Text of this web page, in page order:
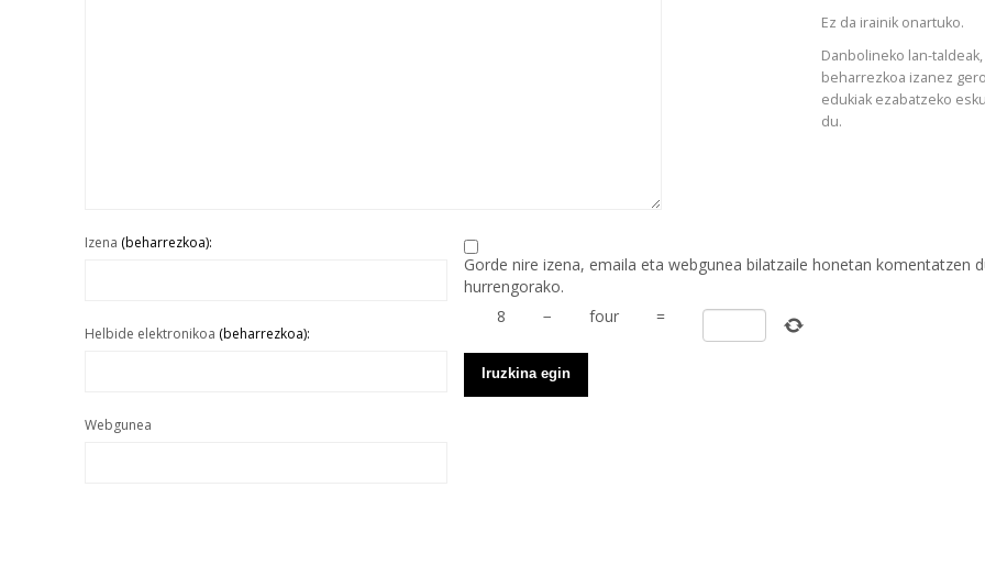
Ez da irainik onartuko.
Danbolineko lan-taldeak,
beharrezkoa izanez
edukiak ezabatzeko
du.
Izena (beharrezkoa):
Helbide elektronikoa (beharrezkoa):
Webgunea
Gorde nire izena, emaila eta webgunea bilatzaile honetan komentatzen
hurrengorako.
8
− four =